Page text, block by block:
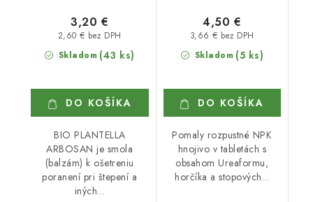
Skladom (43 ks)
2,60 € bez DPH
3,20 €
DO KOŠÍKA
BIO PLANTELLA
ARBOSAN je smola
(balzám) k ošetreniu
poranení pri štepení a
iných...
Skladom (5 ks)
3,66 € bez DPH
4,50 €
DO KOŠÍKA
Pomaly rozpustné NPK
hnojivo v tabletách s
obsahom Ureaformu,
horčíka a stopových...